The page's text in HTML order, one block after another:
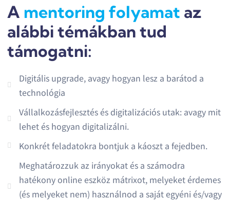
A mentoring folyamat az
alábbi témákban tud
támogatni:
Digitális upgrade, avagy hogyan lesz a barátod a
technológia
Vállalkozásfejlesztés és digitalizációs utak: avagy mit
lehet és hogyan digitalizálni.
Konkrét feladatokra bontjuk a káoszt a fejedben.
Meghatározzuk az irányokat és a számodra
hatékony online eszköz mátrixot, melyeket érdemes
(és melyeket nem) használnod a saját egyéni és/vagy